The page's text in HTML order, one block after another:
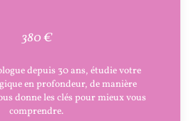
380 €
depuis 30 ans, étudie votre
en profondeur, de manière
donne les clés pour mieux vous
comprendre.